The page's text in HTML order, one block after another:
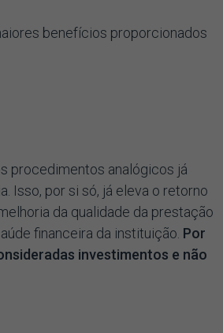
benefícios proporcionados
procedimentos analógicos já
Isso, por si só, já eleva o retorno
da qualidade da prestação
financeira da instituição. Por
investimentos e não